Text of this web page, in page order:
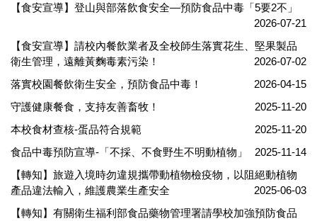
【食安宣導】登山與部落飲食安全—預防食品中毒「5要2不」
2026-07-21
【食安宣導】請校內餐飲業者及全校師生落實花生、堅果製品
衛生管理，遠離黃麴毒素污染！
2026-07-02
落實校園餐飲衛生安全，預防食品中毒！
2026-04-15
守護健康餐食，支持友善畜牧！
2025-11-20
本校食材查核-蛋品符合規範
2025-11-20
食品中毒預防宣導-「不採、不食野生不明動植物」
2025-11-14
【轉知】旅遊入境時勿違規攜帶動植物檢疫物，以阻絕動植物
產品違法輸入，維護農業生產安全
2025-06-03
【轉知】有關衛生福利部食品藥物管理署請學校加強預防食品